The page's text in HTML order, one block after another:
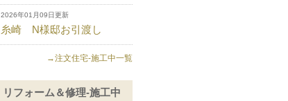
2026年01月09日更新
糸崎 N様邸お引渡し
→注文住宅-施工中一覧
リフォーム＆修理-施工中